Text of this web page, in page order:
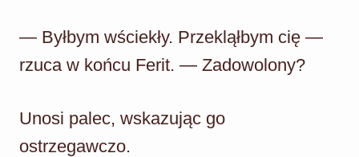
— Byłbym wściekły. Przekląłbym cię —
rzuca w końcu Ferit. — Zadowolony?
Unosi palec, wskazując go
ostrzegawczo.